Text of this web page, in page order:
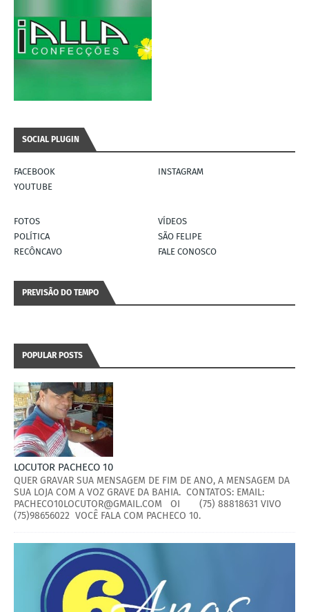
SOCIAL PLUGIN
FACEBOOK
INSTAGRAM
YOUTUBE
FOTOS
VÍDEOS
POLÍTICA
SÃO FELIPE
RECÔNCAVO
FALE CONOSCO
PREVISÃO DO TEMPO
POPULAR POSTS
LOCUTOR PACHECO 10
QUER GRAVAR SUA MENSAGEM DE FIM DE ANO, A MENSAGEM DA
SUA LOJA COM A VOZ GRAVE DA BAHIA. CONTATOS: EMAIL:
PACHECO10LOCUTOR@GMAIL.COM OI (75) 88818631 VIVO
(75)98656022 VOCÊ FALA COM PACHECO 10.